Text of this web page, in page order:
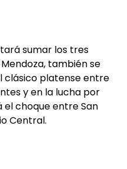
sumar los tres
también se
clásico platense entre
y en la lucha por
choque entre San
Central.